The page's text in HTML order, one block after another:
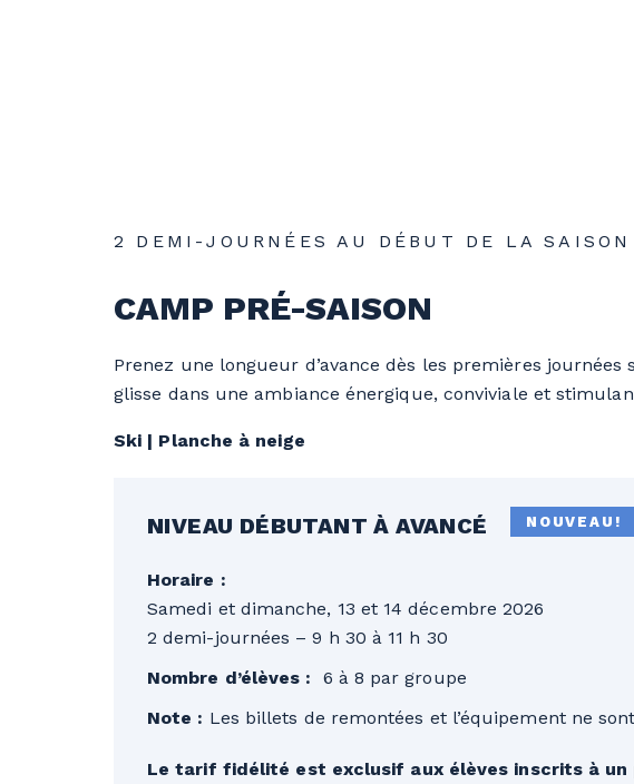
2 DEMI-JOURNÉES AU DÉBUT DE LA SAISON
CAMP PRÉ-SAISON
Prenez une longueur d’avance dès les premières
glisse dans une ambiance énergique, conviviale et
Ski | Planche à neige
NIVEAU DÉBUTANT À AVANCÉ NOUVEAU!
Horaire :
Samedi et dimanche, 13 et 14 décembre 2026
2 demi-journées – 9 h 30 à 11 h 30
Nombre d’élèves : 6 à 8 par groupe
Note : Les billets de remontées et l’équipement ne
Le tarif fidélité est exclusif aux élèves inscrits à un